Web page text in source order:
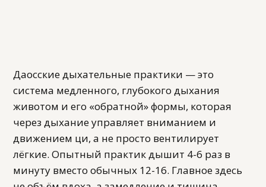
Даосские дыхательные практики — это
система медленного, глубокого дыхания
животом и его «обратной» формы, которая
через дыхание управляет вниманием и
движением ци, а не просто вентилирует
лёгкие. Опытный практик дышит 4-6 раз в
минуту вместо обычных 12-16. Главное здесь